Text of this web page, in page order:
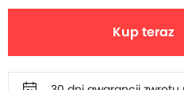
Kup teraz